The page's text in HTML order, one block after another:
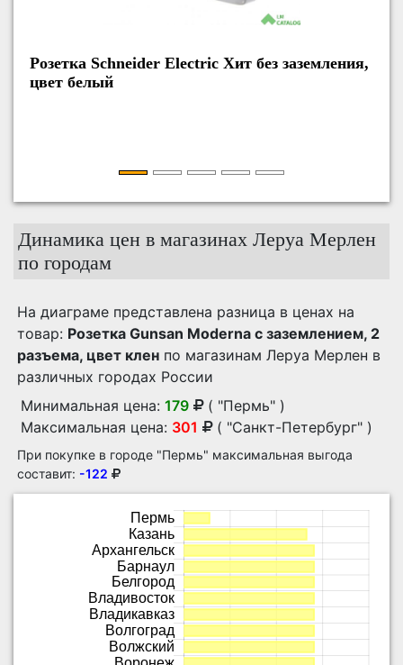
Розетка Schneider Electric Хит без заземления,
цвет белый
Динамика цен в магазинах Леруа Мерлен
по городам
На диаграме представлена разница в ценах на
товар: Розетка Gunsan Moderna с заземлением, 2
разъема, цвет клен по магазинам Леруа Мерлен в
различных городах России
Минимальная цена: 179
( "Пермь" )
Максимальная цена: 301 ( "Санкт-Петербург" )
При покупке в городе "Пермь" максимальная выгода
составит: -122